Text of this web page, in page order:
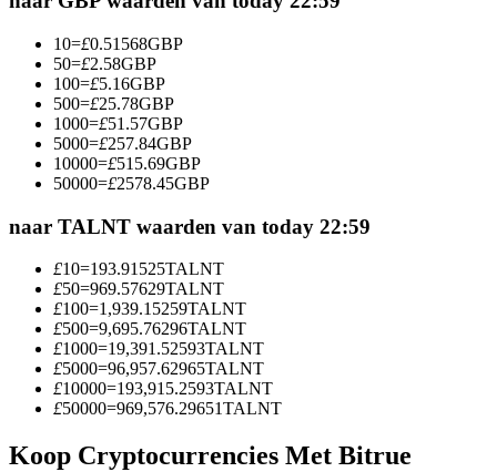
Word een Copy Trader
Geniet van winstdeling en copy trading commissies
Informatie
Big data-analyse inclusief handelsinformatie, enz.
10=£0.51568GBP
50=£2.58GBP
100=£5.16GBP
500=£25.78GBP
1000=£51.57GBP
5000=£257.84GBP
10000=£515.69GBP
50000=£2578.45GBP
naar TALNT waarden van today 22:59
£10=193.91525TALNT
£50=969.57629TALNT
£100=1,939.15259TALNT
£500=9,695.76296TALNT
£1000=19,391.52593TALNT
£5000=96,957.62965TALNT
£10000=193,915.2593TALNT
£50000=969,576.29651TALNT
Koop Cryptocurrencies Met Bitrue